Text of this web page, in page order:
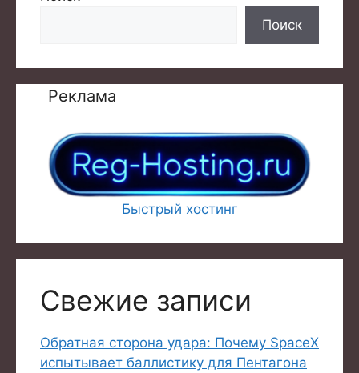
Поиск
Реклама
Быстрый хостинг
Свежие записи
Обратная сторона удара: Почему SpaceX
испытывает баллистику для Пентагона